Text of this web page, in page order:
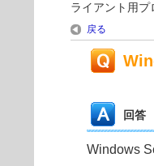
ライアント用プ
戻る
回答
Windows